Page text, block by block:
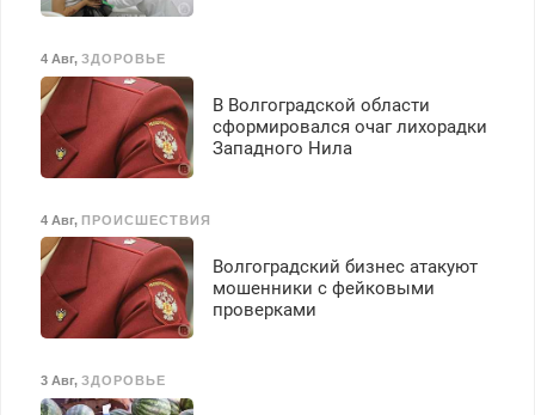
4 Авг, ЗДОРОВЬЕ
В Волгоградской области
сформировался очаг лихорадки
Западного Нила
4 Авг, ПРОИСШЕСТВИЯ
Волгоградский бизнес атакуют
мошенники с фейковыми
проверками
3 Авг, ЗДОРОВЬЕ